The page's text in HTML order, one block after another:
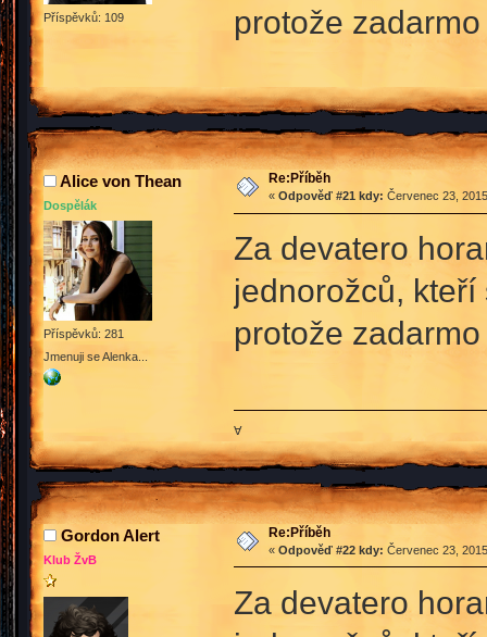
Příspěvků: 109
protože
Alice von Thean
Dospělák
Příspěvků: 281
Jmenuji se Alenka...
Re:Příběh
« Odpověď #21 kdy: Červenec 23,
Za devatero
jednorožců,
protože
∀
Gordon Alert
Klub ŽvB
Re:Příběh
« Odpověď #22 kdy: Červenec 23,
Za devatero